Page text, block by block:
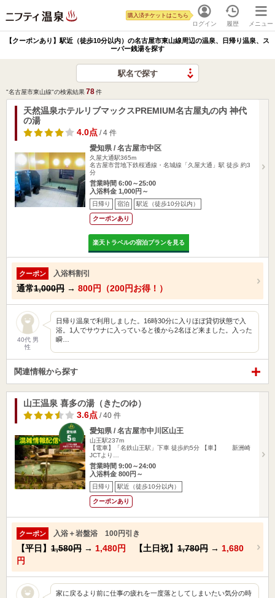
ログイン
購入済チケットはこちら
履歴 メニュー
【クーポンあり】駅近（徒歩10分以内）の名古屋市東山線周辺の温泉、日帰り温泉、ス
ーパー銭湯を探す
駅名で探す
"名古屋市東山線"の検索結果78件
天然温泉ホテルリブマックスPREMIUM名古屋丸の内 神代
の湯
4.0点 / 4 件
愛知県 / 名古屋市中区
久屋大通駅365m
名古屋市営地下鉄桜通線・名城線「久屋大通」駅 徒歩 約3
分
営業時間 6:00～25:00
入浴料金 1,000円～
日帰り 宿泊 駅近（徒歩10分以内）
クーポンあり
楽天トラベルの宿泊プランを見る
クーポン 入浴料割引
通常1,000円 → 800円（200円お得！）
40代 男
性
日帰り温泉で利用しました。16時30分に入りほぼ貸切状態で入
浴。1人でサウナに入っていると後から2名ほど来ました。入った
瞬…
関連情報から探す
山王温泉 喜多の湯（きたのゆ）
3.6点 / 40 件
愛知県 / 名古屋市中川区山王
山王駅237m
【電車】「名鉄山王駅」下車 徒歩約5分 【車】 新洲崎
JCTより…
営業時間 9:00～24:00
入浴料金 800円～
日帰り 駅近（徒歩10分以内）
クーポンあり
クーポン 入浴＋岩盤浴 100円引き
【平日】 1,580円 → 1,480円 【土日祝】 1,780円 → 1,680
円
家に戻るより前に仕事の疲れを一度落としてしまいたい気分の時